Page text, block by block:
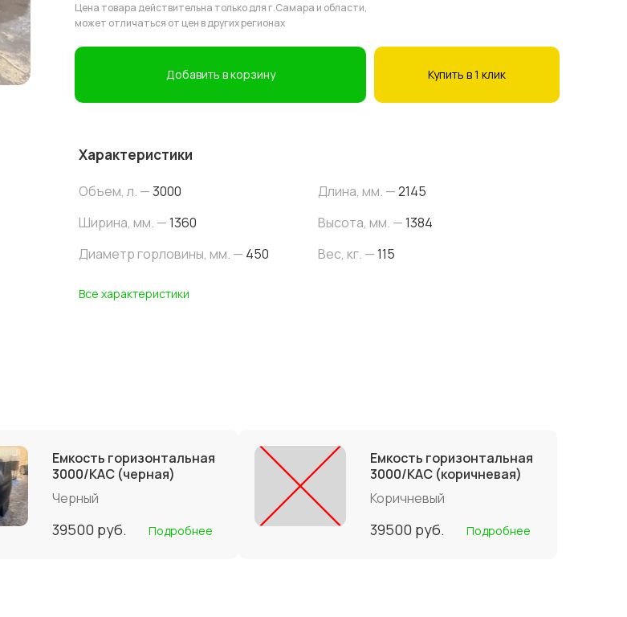
Цена товара действительна только для г.Самара и области,
может отличаться от цен в других регионах
Добавить в корзину Купить в 1 клик
Характеристики
Объем, л. —3000 Длина, мм. —2145
Ширина, мм. —1360 Высота, мм. —1384
Диаметр горловины, мм. — 450 Вес, кг. —115
Все характеристики
Емкость горизонтальная
3000/КАС (черная)
Черный
39500 руб. Подробнее
Емкость горизонтальная
3000/КАС (коричневая)
Коричневый
39500 руб. Подробнее